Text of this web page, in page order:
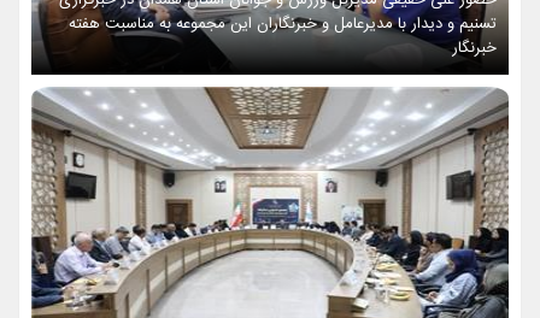
تسنیم و دیدار با مدیرعامل و خبرنگاران این مجموعه به مناسبت هفته
خبرنگار